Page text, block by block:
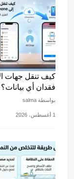
فقدان أي بيانات؟
بواسطة salma
1 أغسطس، 2026